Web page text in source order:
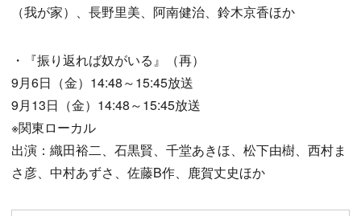
（我が家）、長野里美、阿南健治、鈴木京香ほか
・『振り返れば奴がいる』（再）
9月6日（金）14:48～15:45放送
9月13日（金）14:48～15:45放送
※関東ローカル
出演：織田裕二、石黒賢、千堂あきほ、松下由樹、西村ま
さ彦、中村あずさ、佐藤B作、鹿賀丈史ほか